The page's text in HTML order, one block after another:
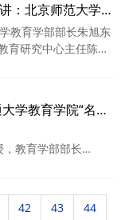
书记李婉婷为教育学
带来了三堂别开生面
：北京师范大学
洪捷教授做客首
教育学部部长朱旭东
育研究中心主任陈洪
院长刘念才教授宣
的70余位听众参加了
学教育学院“名师
教育学部部长
42 43
44